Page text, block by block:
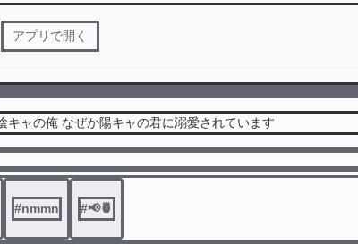
アプリで開く
陰キャの俺 なぜか陽キャの君に溺愛されています
#nmmn #📢🍍